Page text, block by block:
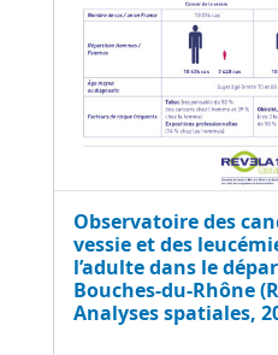
Observatoire des
vessie et des
l’adulte dans le
Bouches‑du‑Rhône
Analyses spatiales,